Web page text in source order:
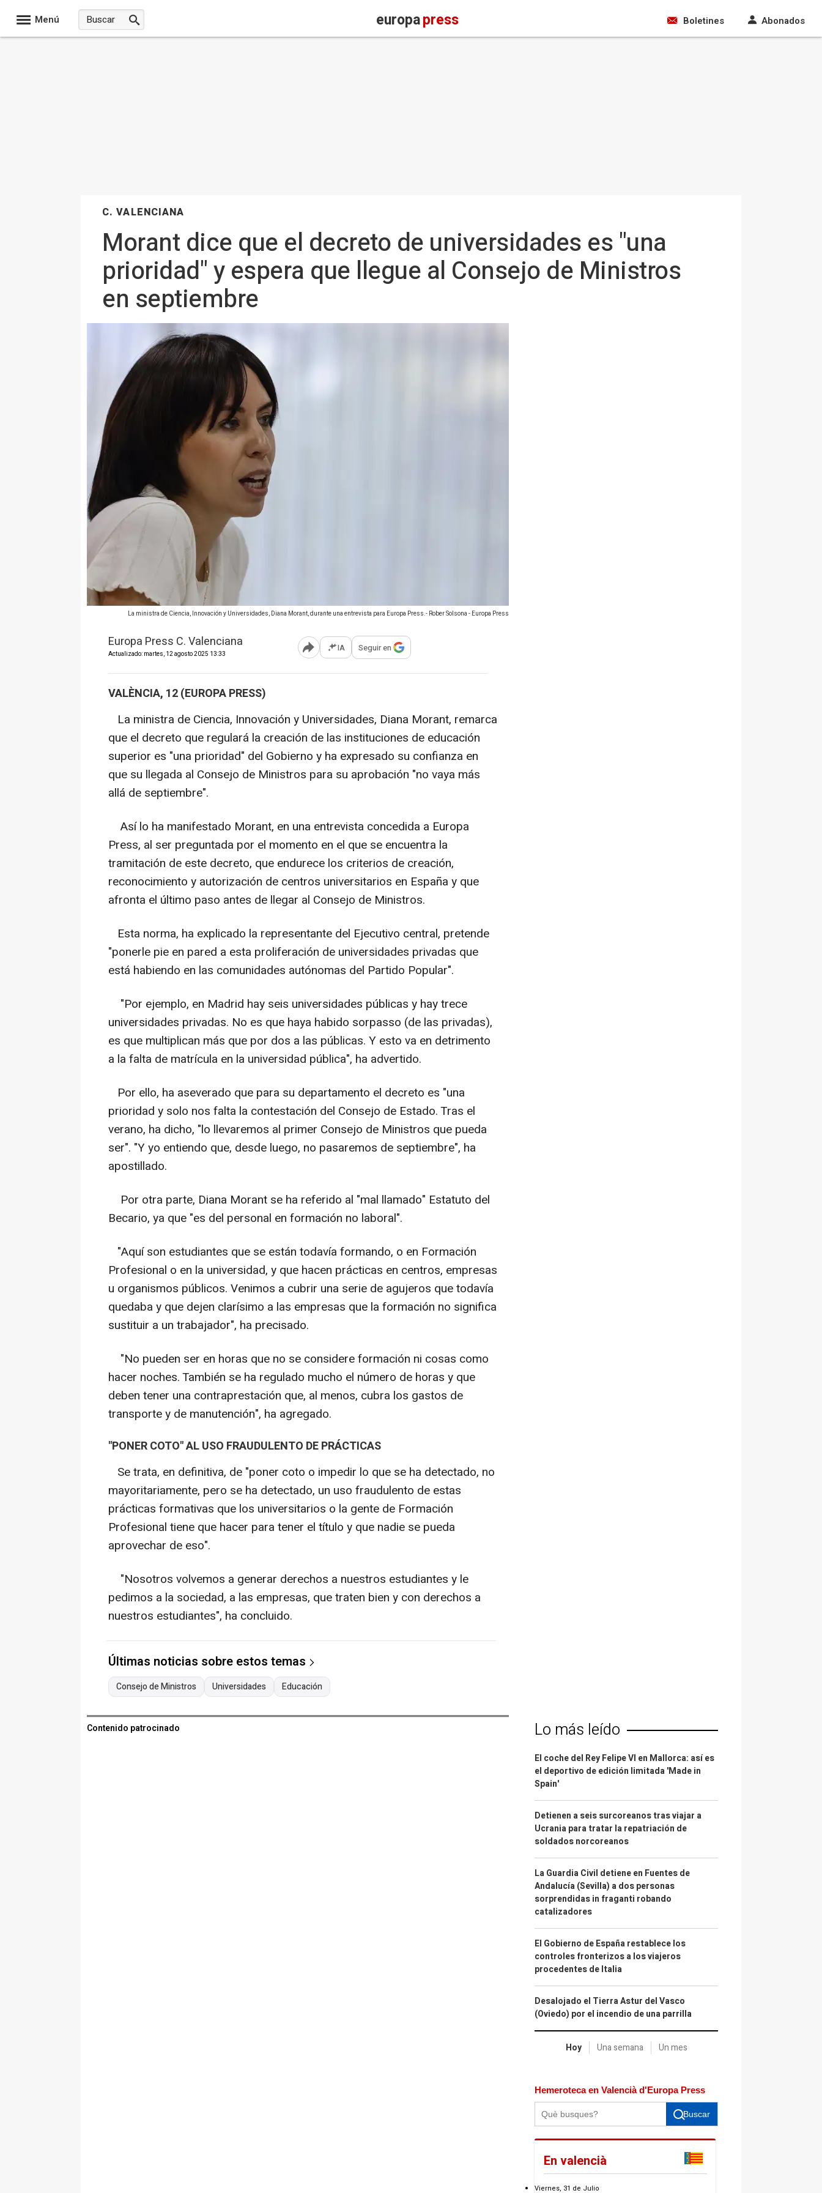
Menú europapress Boletines Abonados
C. VALENCIANA
Morant dice que el decreto de universidades es "una
prioridad" y espera que llegue al Consejo de Ministros
en septiembre
La ministra de Ciencia, Innovación y Universidades, Diana Morant, durante una entrevista para Europa Press.- Rober Solsona - Europa Press
Europa Press C. Valenciana
Actualizado: martes, 12 agosto 2025 13:33 Abrir opciones para compartir
IA Seguir en
VALÈNCIA, 12 (EUROPA PRESS)
La ministra de Ciencia, Innovación y Universidades, Diana Morant, remarca
que el decreto que regulará la creación de las instituciones de educación
superior es "una prioridad" del Gobierno y ha expresado su confianza en
que su llegada al Consejo de Ministros para su aprobación "no vaya más
allá de septiembre".
Así lo ha manifestado Morant, en una entrevista concedida a Europa
Press, al ser preguntada por el momento en el que se encuentra la
tramitación de este decreto, que endurece los criterios de creación,
reconocimiento y autorización de centros universitarios en España y que
afronta el último paso antes de llegar al Consejo de Ministros.
Esta norma, ha explicado la representante del Ejecutivo central, pretende
"ponerle pie en pared a esta proliferación de universidades privadas que
está habiendo en las comunidades autónomas del Partido Popular".
"Por ejemplo, en Madrid hay seis universidades públicas y hay trece
universidades privadas. No es que haya habido sorpasso (de las privadas),
es que multiplican más que por dos a las públicas. Y esto va en detrimento
a la falta de matrícula en la universidad pública", ha advertido.
Por ello, ha aseverado que para su departamento el decreto es "una
prioridad y solo nos falta la contestación del Consejo de Estado. Tras el
verano, ha dicho, "lo llevaremos al primer Consejo de Ministros que pueda
ser". "Y yo entiendo que, desde luego, no pasaremos de septiembre", ha
apostillado.
Por otra parte, Diana Morant se ha referido al "mal llamado" Estatuto del
Becario, ya que "es del personal en formación no laboral".
"Aquí son estudiantes que se están todavía formando, o en Formación
Profesional o en la universidad, y que hacen prácticas en centros, empresas
u organismos públicos. Venimos a cubrir una serie de agujeros que todavía
quedaba y que dejen clarísimo a las empresas que la formación no significa
sustituir a un trabajador", ha precisado.
"No pueden ser en horas que no se considere formación ni cosas como
hacer noches. También se ha regulado mucho el número de horas y que
deben tener una contraprestación que, al menos, cubra los gastos de
transporte y de manutención", ha agregado.
"PONER COTO" AL USO FRAUDULENTO DE PRÁCTICAS
Se trata, en definitiva, de "poner coto o impedir lo que se ha detectado, no
mayoritariamente, pero se ha detectado, un uso fraudulento de estas
prácticas formativas que los universitarios o la gente de Formación
Profesional tiene que hacer para tener el título y que nadie se pueda
aprovechar de eso".
"Nosotros volvemos a generar derechos a nuestros estudiantes y le
pedimos a la sociedad, a las empresas, que traten bien y con derechos a
nuestros estudiantes", ha concluido.
Últimas noticias sobre estos temas
Consejo de Ministros Universidades Educación
Contenido patrocinado Lo más leído
El coche del Rey Felipe VI en Mallorca: así es
el deportivo de edición limitada 'Made in
Spain'
Detienen a seis surcoreanos tras viajar a
Ucrania para tratar la repatriación de
soldados norcoreanos
La Guardia Civil detiene en Fuentes de
Andalucía (Sevilla) a dos personas
sorprendidas in fraganti robando
catalizadores
El Gobierno de España restablece los
controles fronterizos a los viajeros
procedentes de Italia
Desalojado el Tierra Astur del Vasco
(Oviedo) por el incendio de una parrilla
Hoy Una semana Un mes
Hemeroteca en Valencià d'Europa Press
Buscar
En valencià
Viernes, 31 de Julio